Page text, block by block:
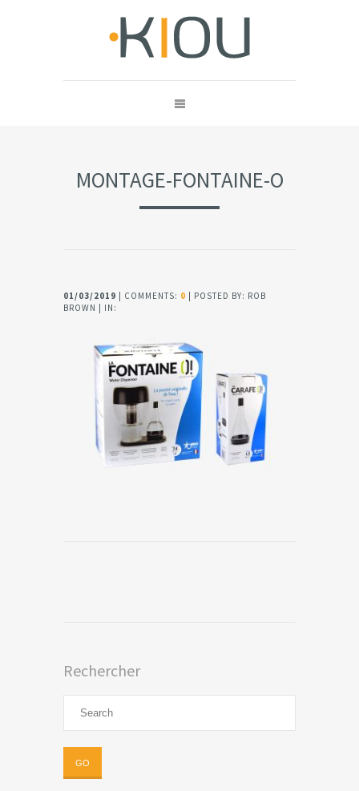
MONTAGE-FONTAINE-O
01/03/2019 | COMMENTS: 0 | POSTED BY: ROB
BROWN | IN:
Rechercher